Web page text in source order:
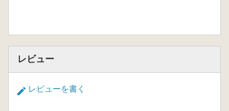
レビュー
レビューを書く